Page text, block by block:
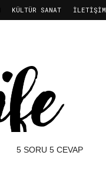
KÜLTÜR SANAT İLETIŞIM
5 SORU 5 CEVAP